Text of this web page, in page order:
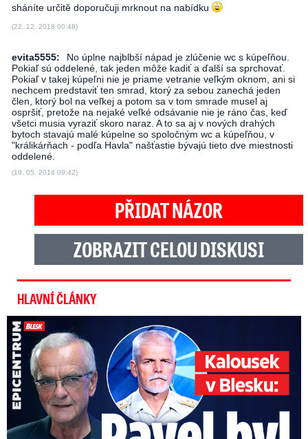
sháníte určitě doporučuji mrknout na nabídku
(22. 12. 2018 00:48)
evita5555:
No úplne najblbší nápad je zlúčenie wc s kúpeľňou.
Pokiaľ sú oddelené, tak jeden môže kadiť a ďalší sa sprchovať.
Pokiaľ v takej kúpeľni nie je priame vetranie veľkým oknom, ani si
nechcem predstaviť ten smrad, ktorý za sebou zanechá jeden
člen, ktorý bol na veľkej a potom sa v tom smrade musel aj
ospršiť, pretože na nejaké veľké odsávanie nie je ráno čas, keď
všetci musia vyraziť skoro naraz. A to sa aj v nových drahých
bytoch stavajú malé kúpelne so spoločným wc a kúpeľňou, v
"králikárňach - podľa Havla" našťastie bývajú tieto dve miestnosti
oddelené.
(19. 05. 2014 09:42)
PŘIDAT NÁZOR
ZOBRAZIT CELOU DISKUSI
HLAVNÍ ČLÁNKY
Kalousek o prezidentovi: S Pavlem jsem se nesmířil!